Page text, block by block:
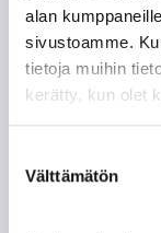
alan
sivustoamme.
tietoja muihin
kerätty, kun olet
valinta
Välttämätön
ILPO